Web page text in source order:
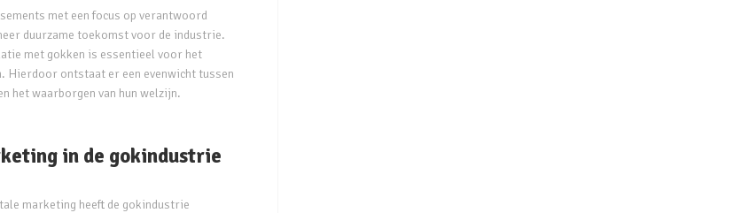
met een focus op verantwoord
duurzame toekomst voor de industrie.
met gokken is essentieel voor het
Hierdoor ontstaat er een evenwicht tussen
het waarborgen van hun welzijn.
in de gokindustrie
marketing heeft de gokindustrie